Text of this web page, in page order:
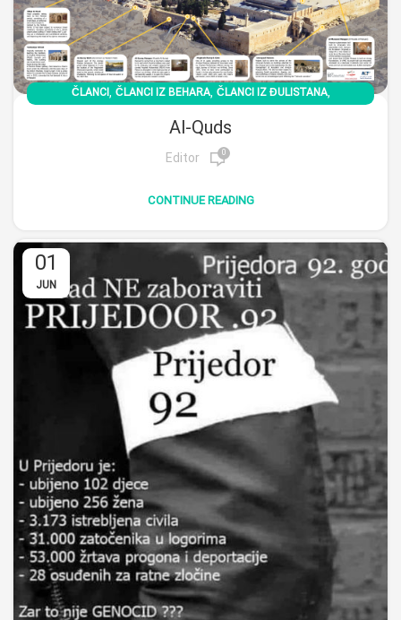
ČLANCI, ČLANCI IZ BEHARA, ČLANCI IZ ĐULISTANA,
,
Al-Quds
Editor 0
CONTINUE READING
01
JUN